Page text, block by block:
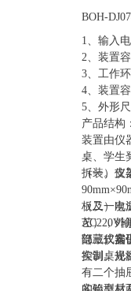
BOH-
1、输入
2、装置
3、工作
4、装置
5、外形
产品结构：
装置由仪
桌、学生
拆装。支
（一）仪
板及一次
艺），外
隐藏式扁
控制。光
（二）电
AC220V
部，仪器
（三）实
实训桌规
有二个抽